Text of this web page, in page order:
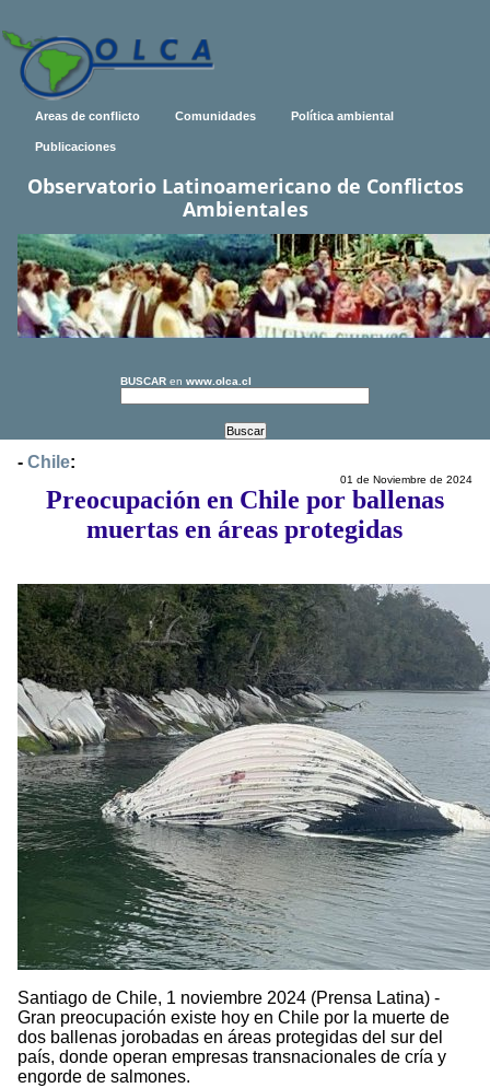
Areas de conflicto Comunidades Política ambiental
Publicaciones
Observatorio Latinoamericano de Conflictos
Ambientales
BUSCAR en www.olca.cl
- Chile:
01 de Noviembre de 2024
Preocupación en Chile por ballenas
muertas en áreas protegidas
Santiago de Chile, 1 noviembre 2024 (Prensa Latina) -
Gran preocupación existe hoy en Chile por la muerte de
dos ballenas jorobadas en áreas protegidas del sur del
país, donde operan empresas transnacionales de cría y
engorde de salmones.